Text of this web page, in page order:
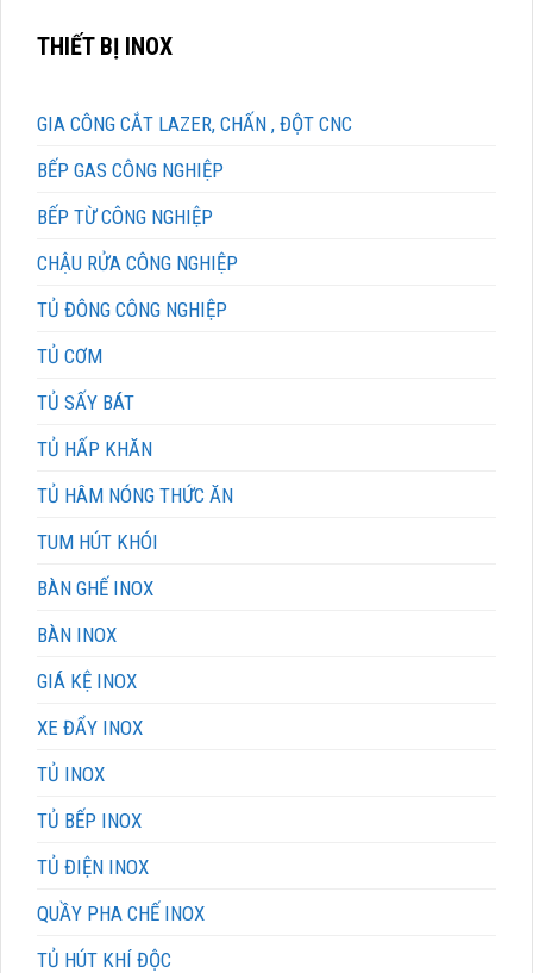
THIẾT BỊ INOX
GIA CÔNG CẮT LAZER, CHẤN , ĐỘT CNC
BẾP GAS CÔNG NGHIỆP
BẾP TỪ CÔNG NGHIỆP
CHẬU RỬA CÔNG NGHIỆP
TỦ ĐÔNG CÔNG NGHIỆP
TỦ CƠM
TỦ SẤY BÁT
TỦ HẤP KHĂN
TỦ HÂM NÓNG THỨC ĂN
TUM HÚT KHÓI
BÀN GHẾ INOX
BÀN INOX
GIÁ KỆ INOX
XE ĐẨY INOX
TỦ INOX
TỦ BẾP INOX
TỦ ĐIỆN INOX
QUẦY PHA CHẾ INOX
TỦ HÚT KHÍ ĐỘC